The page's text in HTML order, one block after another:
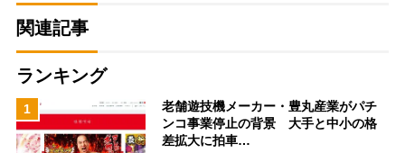
関連記事
ランキング
1
老舗遊技機メーカー・豊丸産業がパチ
ンコ事業停止の背景 大手と中小の格
差拡大に拍車…